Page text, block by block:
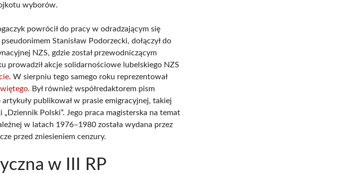
wyborów.
powrócił do pracy w odradzającym się
Stanisław Podorzecki, dołączył do
NZS, gdzie został przewodniczącym
prowadził akcje solidarnościowe lubelskiego NZS
. W sierpniu tego samego roku reprezentował
. Był również współredaktorem pism
artykuły publikował w prasie emigracyjnej, takiej
Polski”. Jego praca magisterska na temat
w latach 1976–1980 została wydana przez
przed zniesieniem cenzury.
w III RP